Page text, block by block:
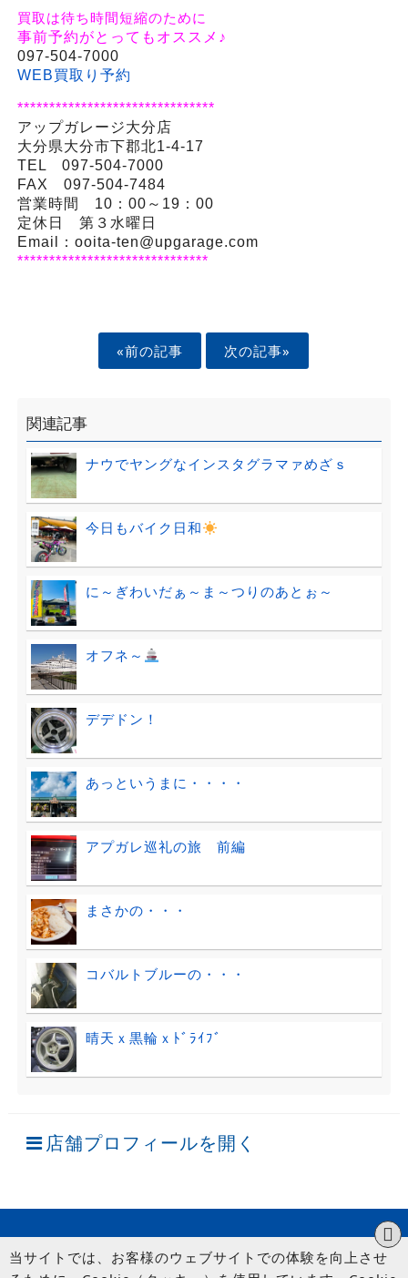
買取は待ち時間短縮のために
事前予約がとってもオススメ♪
097-504-7000
WEB買取り予約
*******************************
アップガレージ大分店
大分県大分市下郡北1-4-17
TEL 097-504-7000
FAX 097-504-7484
営業時間 10：00～19：00
定休日 第３水曜日
Email：ooita-ten@upgarage.com
******************************
«前の記事 次の記事»
関連記事
ナウでヤングなインスタグラマァめざｓ
今日もバイク日和
に～ぎわいだぁ～ま～つりのあとぉ～
オフネ～
デデドン！
あっというまに・・・・
アプガレ巡礼の旅 前編
まさかの・・・
コバルトブルーの・・・
晴天ｘ黒輪ｘﾄﾞﾗｲﾌﾞ
店舗プロフィールを開く
当サイトでは、お客様のウェブサイトでの体験を向上させ